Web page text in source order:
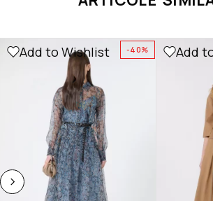
-40%
Add to Wishlist Add